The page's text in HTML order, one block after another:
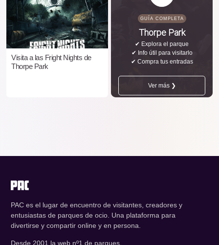
Visita a las Fright Nights de
Thorpe Park
GUÍA COMPLETA
Thorpe Park
✔ Explora el parque
✔ Info útil para visitarlo
✔ Compra tus entradas
Ver más ❯
PAC es el lugar de encuentro de visitantes, creadores y
entusiastas de parques de ocio. Una plataforma para
divertirse y compartir online y en persona.
Desde 2001 la web nº1 de parques.